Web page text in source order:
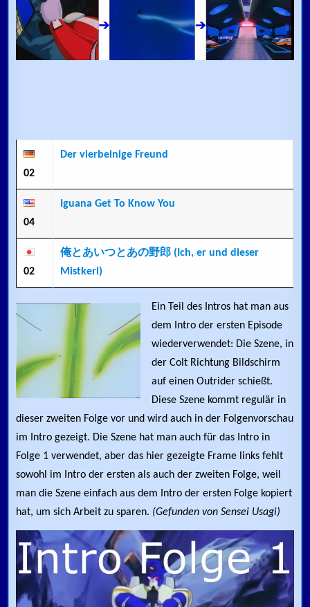
02
Der vierbeinige Freund
04
Iguana Get To Know You
02
俺とあいつとあの野郎 (Ich, er und dieser
Mistkerl)
Ein Teil des Intros hat man aus
dem Intro der ersten Episode
wiederverwendet: Die Szene, in
der Colt Richtung Bildschirm
auf einen Outrider schießt.
Diese Szene kommt regulär in
dieser zweiten Folge vor und wird auch in der Folgenvorschau
im Intro gezeigt. Die Szene hat man auch für das Intro in
Folge 1 verwendet, aber das hier gezeigte Frame links fehlt
sowohl im Intro der ersten als auch der zweiten Folge, weil
man die Szene einfach aus dem Intro der ersten Folge kopiert
hat, um sich Arbeit zu sparen. (Gefunden von Sensei Usagi)